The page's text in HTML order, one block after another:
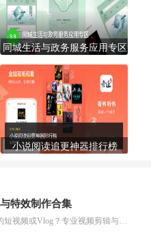
同城生活与政务服务应用专区
小说阅读追更神器排行榜
特效制作合集
想制作出专业级的短视频或Vlog？专业视频剪辑与特效制作大全专题为你提供了从剪辑、抠像到特效包装的全套解决方案。无论是添加炫酷的片头、进行精准的视频抠图，还是制...